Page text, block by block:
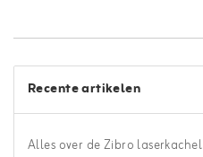
Recente artikelen
Alles over de Zibro laserkachel